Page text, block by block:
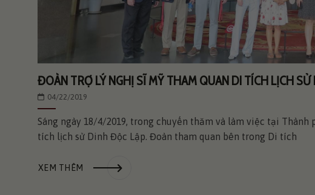
ĐOÀN TRỢ LÝ NGHỊ SĨ MỸ THAM QUAN DI TÍCH LỊCH
04/22/2019
Sáng ngày 18/4/2019, trong chuyến thăm và làm việc tại
tích lịch sử Dinh Độc Lập. Đoàn tham quan bên trong Di tích
XEM THÊM